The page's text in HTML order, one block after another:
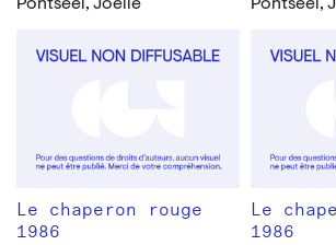
Pontseel, Joëlle
Le chaperon rouge
1986
Pontseel,
Le
1986